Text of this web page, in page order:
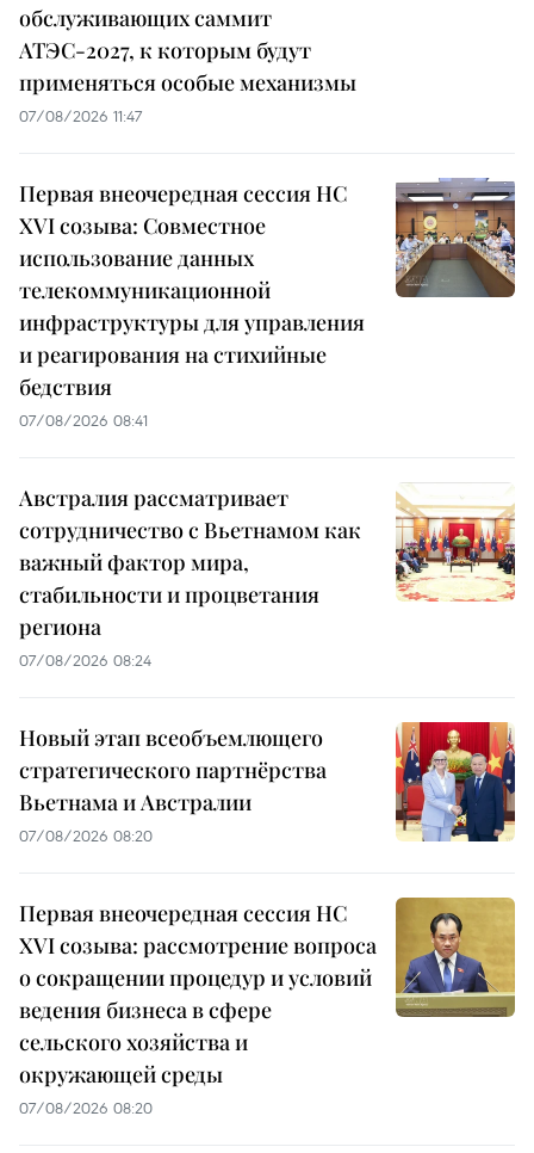
обслуживающих саммит
АТЭС-2027, к которым будут
применяться особые механизмы
07/08/2026 11:47
Первая внеочередная сессия НС
XVI созыва: Совместное
использование данных
телекоммуникационной
инфраструктуры для управления
и реагирования на стихийные
бедствия
07/08/2026 08:41
Австралия рассматривает
сотрудничество с Вьетнамом как
важный фактор мира,
стабильности и процветания
региона
07/08/2026 08:24
Новый этап всеобъемлющего
стратегического партнёрства
Вьетнама и Австралии
07/08/2026 08:20
Первая внеочередная сессия НС
XVI созыва: рассмотрение вопроса
о сокращении процедур и условий
ведения бизнеса в сфере
сельского хозяйства и
окружающей среды
07/08/2026 08:20